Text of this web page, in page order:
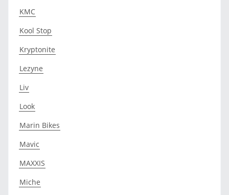
KMC
Kool Stop
Kryptonite
Lezyne
Liv
Look
Marin Bikes
Mavic
MAXXIS
Miche